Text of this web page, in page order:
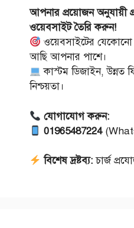
আপনার প্রয়োজন অনুযায়ী
ওয়েবসাইট তৈরি করুন!
ওয়েবসাইটের
আছি আপনার পাশে।
কাস্টম ডিজাইন, উন্নত
নিশ্চয়তা।
যোগাযোগ করুন:
01965487224
বিশেষ দ্রষ্টব্য:চার্জ